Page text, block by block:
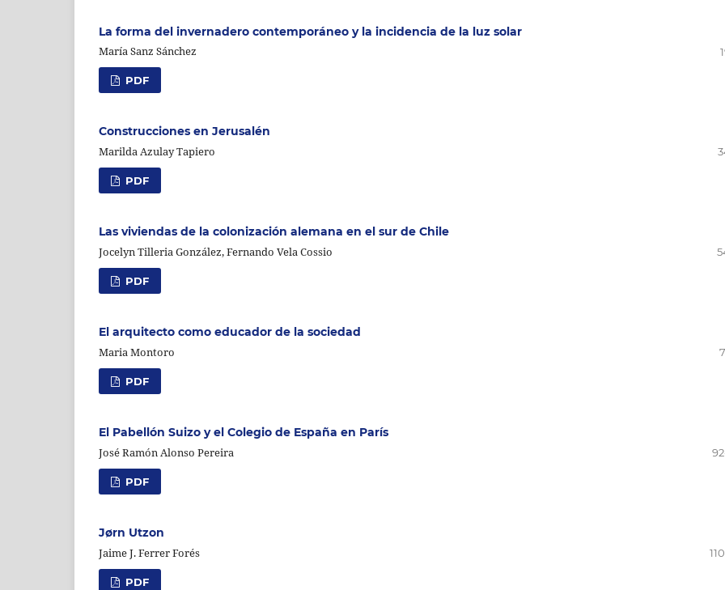
La forma del invernadero contemporáneo y la incidencia de la luz solar
María Sanz Sánchez
PDF
Construcciones en Jerusalén
Marilda Azulay Tapiero
PDF
Las viviendas de la colonización alemana en el sur de Chile
Jocelyn Tilleria González, Fernando Vela Cossio
PDF
El arquitecto como educador de la sociedad
Maria Montoro
PDF
El Pabellón Suizo y el Colegio de España en París
José Ramón Alonso Pereira
PDF
Jørn Utzon
Jaime J. Ferrer Forés
PDF